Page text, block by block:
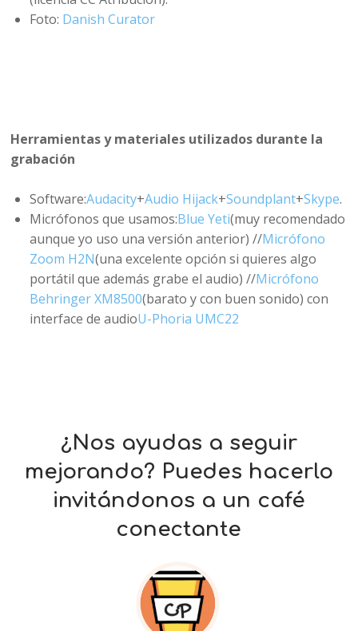
Foto: Danish Curator
Herramientas y materiales utilizados durante la
grabación
Software:Audacity+Audio Hijack+Soundplant+Skype.
Micrófonos que usamos:Blue Yeti(muy recomendado
aunque yo uso una versión anterior) //Micrófono
Zoom H2N(una excelente opción si quieres algo
portátil que además grabe el audio) //Micrófono
Behringer XM8500(barato y con buen sonido) con
interface de audioU-Phoria UMC22
¿Nos ayudas a seguir
mejorando? Puedes hacerlo
invitándonos a un café
conectante